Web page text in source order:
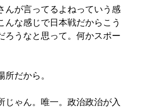
んが言ってるよねっていう感
んな感じで日本戦だからこう
ろうなと思って。何かスポー
だから。
ゃん。唯一。政治政治が入